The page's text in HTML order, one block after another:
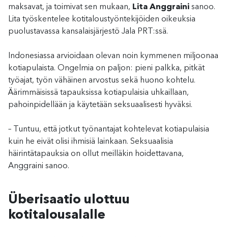
maksavat, ja toimivat sen mukaan, Lita Anggraini sanoo.
Lita työskentelee kotitaloustyöntekijöiden oikeuksia
puolustavassa kansalaisjärjestö Jala PRT:ssä.
Indonesiassa arvioidaan olevan noin kymmenen miljoonaa
kotiapulaista. Ongelmia on paljon: pieni palkka, pitkät
työajat, työn vähäinen arvostus sekä huono kohtelu.
Äärimmäisissä tapauksissa kotiapulaisia uhkaillaan,
pahoinpidellään ja käytetään seksuaalisesti hyväksi.
– Tuntuu, että jotkut työnantajat kohtelevat kotiapulaisia
kuin he eivät olisi ihmisiä lainkaan. Seksuaalisia
häirintätapauksia on ollut meilläkin hoidettavana,
Anggraini sanoo.
Überisaatio ulottuu
kotitalousalalle